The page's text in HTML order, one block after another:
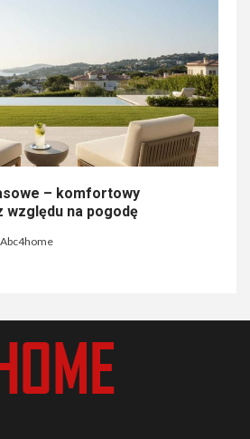
– komfortowy
względu na pogodę
Abc4home